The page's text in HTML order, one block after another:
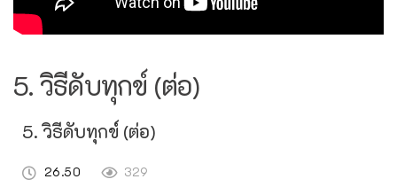
5. วิธีดับทุกข์ (ต่อ)
5. วิธีดับทุกข์ (ต่อ)
26.50 329